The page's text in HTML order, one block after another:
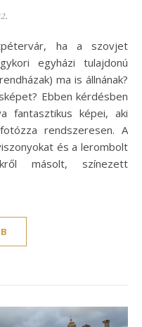
egyházi tulajdonú
ma is állnának?
Ebben kérdésben
fantasztikus képei, aki
rendszeresen. A
és a lerombolt
másolt, színezett